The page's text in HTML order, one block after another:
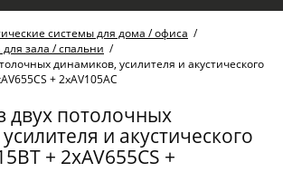
системы для дома / офиса /
зала / спальни /
динамиков, усилителя и акустического
+ 2xAV105AC
двух потолочных
и акустического
+ 2xAV655CS +